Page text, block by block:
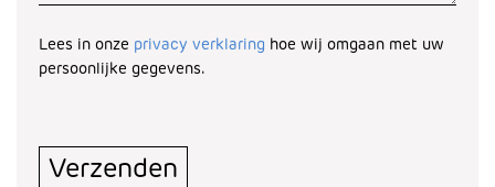
Lees in onze privacy verklaring hoe wij omgaan met uw
persoonlijke gegevens.
Verzenden